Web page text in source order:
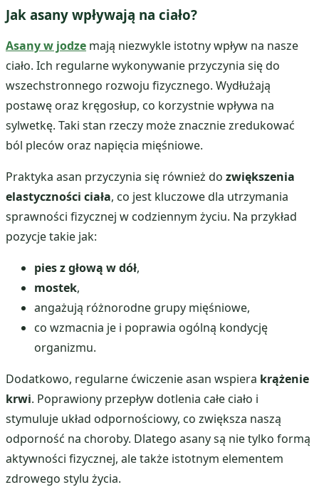
Jak asany wpływają na ciało?
Asany w jodze mają niezwykle istotny wpływ na nasze
ciało. Ich regularne wykonywanie przyczynia się do
wszechstronnego rozwoju fizycznego. Wydłużają
postawę oraz kręgosłup, co korzystnie wpływa na
sylwetkę. Taki stan rzeczy może znacznie zredukować
ból pleców oraz napięcia mięśniowe.
Praktyka asan przyczynia się również do zwiększenia
elastyczności ciała, co jest kluczowe dla utrzymania
sprawności fizycznej w codziennym życiu. Na przykład
pozycje takie jak:
pies z głową w dół,
mostek,
angażują różnorodne grupy mięśniowe,
co wzmacnia je i poprawia ogólną kondycję
organizmu.
Dodatkowo, regularne ćwiczenie asan wspiera krążenie
krwi. Poprawiony przepływ dotlenia całe ciało i
stymuluje układ odpornościowy, co zwiększa naszą
odporność na choroby. Dlatego asany są nie tylko formą
aktywności fizycznej, ale także istotnym elementem
zdrowego stylu życia.